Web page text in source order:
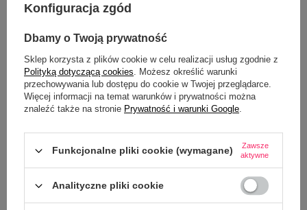
W koszyku możeszdodać projekt
wydrukować na wybranym przedmiocie, zmienić ilość
zamawianego towaru, a w przypadku towarów z rabatem
WYBIERZ SPOSÓB
PŁATNOŚCI I DOSTAWY
wybranie punktu odbioru przesyłki.
ZŁÓŻ
ZAMÓWIENIE
Konfiguracja zgód
Dbamy o Twoją prywatność
Sklep korzysta z plików cookie w celu realizacji usług zgodnie z
Polityką dotyczącą cookies. Możesz określić warunki
przechowywania lub dostępu do cookie w Twojej przeglądarce.
Więcej informacji na temat warunków i prywatności można
znaleźć także na stronie Prywatność i warunki Google.
Funkcjonalne pliki cookie (wymagane)
Zawsze
aktywne
Analityczne pliki cookie